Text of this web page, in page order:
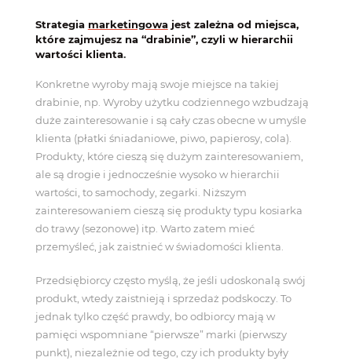
Strategia marketingowajest zależna od miejsca,
które zajmujesz na “drabinie”, czyli w hierarchii
wartości klienta.
Konkretne wyroby mają swoje miejsce na takiej
drabinie, np. Wyroby użytku codziennego wzbudzają
duże zainteresowanie i są cały czas obecne w umyśle
klienta (płatki śniadaniowe, piwo, papierosy, cola).
Produkty, które cieszą się dużym zainteresowaniem,
ale są drogie i jednocześnie wysoko w hierarchii
wartości, to samochody, zegarki. Niższym
zainteresowaniem cieszą się produkty typu kosiarka
do trawy (sezonowe) itp. Warto zatem mieć
przemyśleć, jak zaistnieć w świadomości klienta.
Przedsiębiorcy często myślą, że jeśli udoskonalą swój
produkt, wtedy zaistnieją i sprzedaż podskoczy. To
jednak tylko część prawdy, bo odbiorcy mają w
pamięci wspomniane “pierwsze” marki (pierwszy
punkt), niezależnie od tego, czy ich produkty były